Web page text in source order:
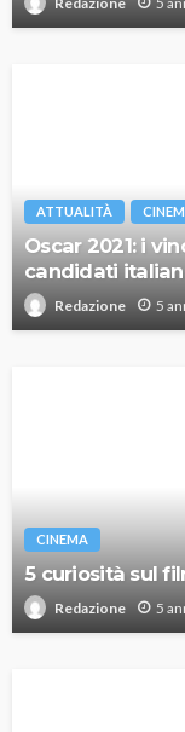
ATTUALITÀ
Oscar 2021: i
candidati
Redazione 5
CINEMA
5 curiosità sul
Redazione 5